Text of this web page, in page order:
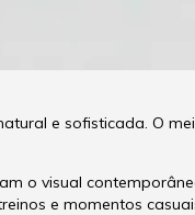
e sofisticada. O
o visual
e momentos